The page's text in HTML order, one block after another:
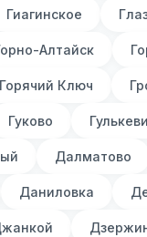
Гиагинское
Алтайск
Горячий Ключ
Гуково
Далматово
Даниловка